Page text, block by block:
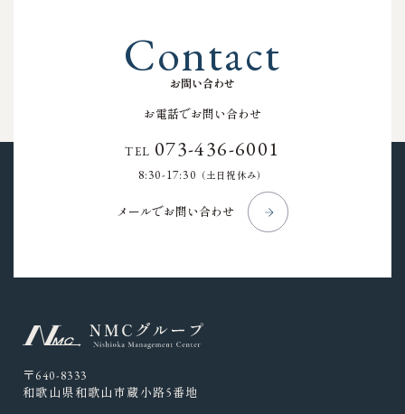
お問い合わせ
Contact
お電話でお問い合わせ
TEL 073-436-6001
8:30-17:30 （土日祝休み）
メールでお問い合わせ
〒640-8333
和歌山県和歌山市蔵小路5番地